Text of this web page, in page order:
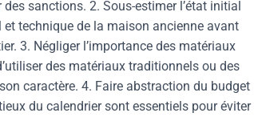
sanctions. 2. Sous-estimer l’état initial
technique de la maison ancienne avant
3. Négliger l’importance des matériaux
des matériaux traditionnels ou des
caractère. 4. Faire abstraction du budget
du calendrier sont essentiels pour éviter